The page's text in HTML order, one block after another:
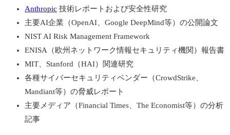
Anthropic 技術レポートおよび安全性研究
主要AI企業（OpenAI、Google DeepMind等）の公開論文
NIST AI Risk Management Framework
ENISA（欧州ネットワーク情報セキュリティ機関）報告書
MIT、Stanford（HAI）関連研究
各種サイバーセキュリティベンダー（CrowdStrike、
Mandiant等）の脅威レポート
主要メディア（Financial Times、The Economist等）の分析
記事